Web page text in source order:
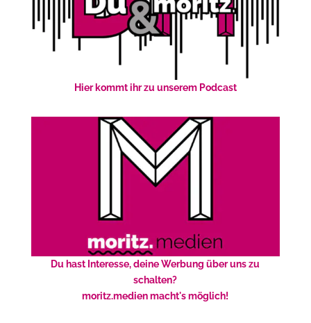
Hier kommt ihr zu unserem Podcast
Du hast Interesse, deine Werbung über uns zu
schalten?
moritz.medien macht's möglich!